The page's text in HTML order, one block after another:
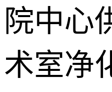
院中心
术室净